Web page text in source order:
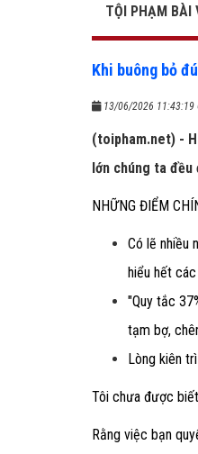
TỘI PHẠM BÀI
Khi buông bỏ
13/06/2026 11:43:19
(toipham.net) -
lớn chúng ta
NHỮNG ĐIỂM
Có lẽ nhiều
hiểu hết
"Quy tắc
tạm bợ,
Lòng kiên
Tôi chưa được
Rằng việc bạn